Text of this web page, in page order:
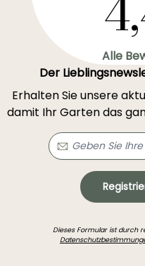
Alle
Der
Erhalten Sie unsere
damit Ihr Garten das
Dieses Formular ist durch